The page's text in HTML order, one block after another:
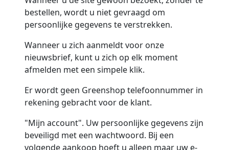
bestellen, wordt u niet gevraagd om
persoonlijke gegevens te verstrekken.
Wanneer u zich aanmeldt voor onze
nieuwsbrief, kunt u zich op elk moment
afmelden met een simpele klik.
Er wordt geen Greenshop telefoonnummer in
rekening gebracht voor de klant.
"Mijn account". Uw persoonlijke gegevens zijn
beveiligd met een wachtwoord. Bij een
volgende aankoop hoeft u alleen maar uw e-